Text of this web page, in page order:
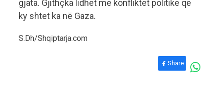
gjata. Gjithçka lidhet me konfliktet politike që
ky shtet ka në Gaza.
S.Dh/Shqiptarja.com
Share